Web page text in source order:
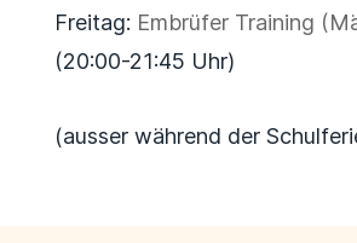
Freitag: Embrüfer Training
(20:00-21:45 Uhr)
(ausser während der